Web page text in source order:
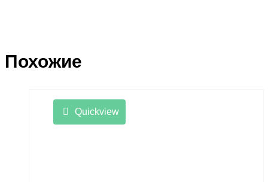
Похожие
Quickview